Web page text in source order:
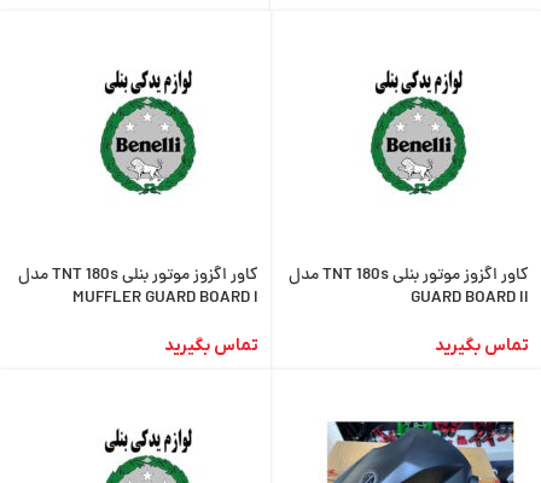
کاور اگزوز موتور بنلی TNT 180s مدل
GUARD BOARD II
تماس بگیرید
کاور اگزوز موتور بنلی TNT 180s مدل
MUFFLER GUARD BOARD I
تماس بگیرید